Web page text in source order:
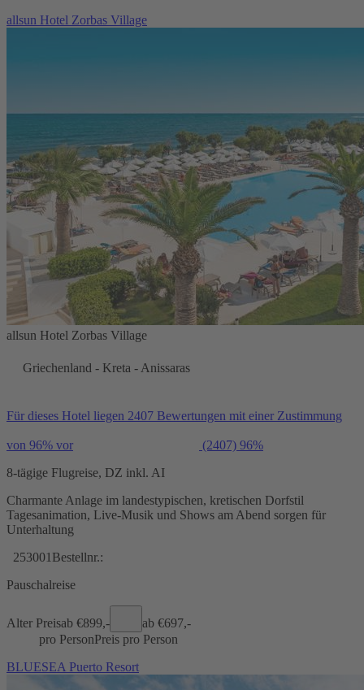
allsun Hotel Zorbas Village
allsun Hotel Zorbas Village
Griechenland - Kreta - Anissaras
Für dieses Hotel liegen 2407 Bewertungen mit einer Zustimmung
von 96% vor (2407) 96%
8-tägige Flugreise, DZ inkl. AI
Charmante Anlage im landestypischen, kretischen Dorfstil
Tagesanimation, Live-Musik und Shows am Abend sorgen für
Unterhaltung
253001 Bestellnr.:
Pauschalreise
Alter Preisab €899,- ab €697,-
pro PersonPreis pro Person
BLUESEA Puerto Resort